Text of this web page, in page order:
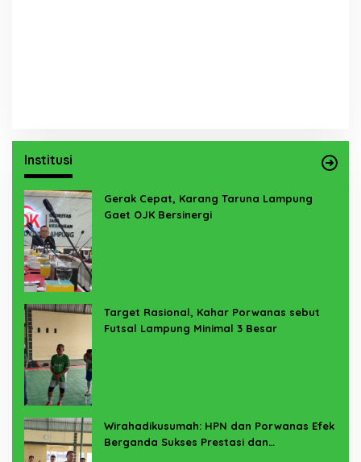
Institusi
Gerak Cepat, Karang Taruna Lampung
Gaet OJK Bersinergi
Target Rasional, Kahar Porwanas sebut
Futsal Lampung Minimal 3 Besar
Wirahadikusumah: HPN dan Porwanas Efek
Berganda Sukses Prestasi dan